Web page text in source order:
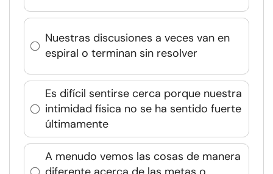
Nuestras discusiones a veces van en
espiral o terminan sin resolver
Es difícil sentirse cerca porque nuestra
intimidad física no se ha sentido fuerte
últimamente
A menudo vemos las cosas de manera